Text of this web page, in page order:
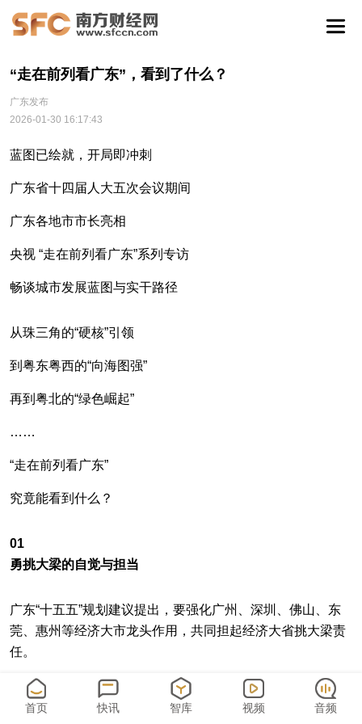
“走在前列看广东”，看到了什么？
广东发布
2026-01-30 16:17:43
蓝图已绘就，开局即冲刺
广东省十四届人大五次会议期间
广东各地市市长亮相
央视 “走在前列看广东”系列专访
畅谈城市发展蓝图与实干路径
从珠三角的“硬核”引领
到粤东粤西的“向海图强”
再到粤北的“绿色崛起”
……
“走在前列看广东”
究竟能看到什么？
01
勇挑大梁的自觉与担当
广东“十五五”规划建议提出，要强化广州、深圳、佛山、东
莞、惠州等经济大市龙头作用，共同担起经济大省挑大梁责
任。
专访中，广州市市长孙志洋表示，广州已确立“12218”现代化
首页 快讯 智库 视频 音频